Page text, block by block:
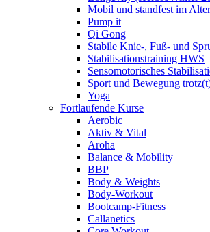
Mobil und standfest im Alter
Pump it
Qi Gong
Stabile Knie-, Fuß- und
Stabilisationstraining HWS
Sensomotorisches
Sport und Bewegung
Yoga
Fortlaufende Kurse
Aerobic
Aktiv & Vital
Aroha
Balance & Mobility
BBP
Body & Weights
Body-Workout
Bootcamp-Fitness
Callanetics